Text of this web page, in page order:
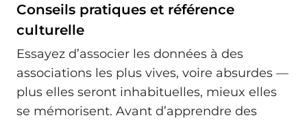
Conseils pratiques et référence
culturelle
Essayez d’associer les données à des
associations les plus vives, voire absurdes —
plus elles seront inhabituelles, mieux elles
se mémorisent. Avant d’apprendre des